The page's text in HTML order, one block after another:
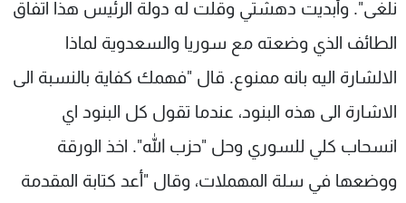
نلغى". وأبديت دهشتي وقلت له دولة الرئيس هذا اتفاق
الطائف الذي وضعته مع سوريا والسعدوية لماذا
الالشارة اليه بانه ممنوع. قال "فهمك كفاية بالنسبة الى
الاشارة الى هذه البنود، عندما تقول كل البنود اي
انسحاب كلي للسوري وحل "حزب الله". اخذ الورقة
ووضعها في سلة المهملات، وقال "أعد كتابة المقدمة